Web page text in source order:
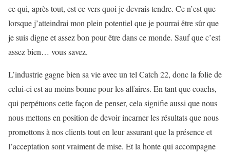
ce qui, après tout, est ce vers quoi je devrais tendre. Ce n’est que
lorsque j’atteindrai mon plein potentiel que je pourrai être sûr que
je suis digne et assez bon pour être dans ce monde. Sauf que c’est
assez bien… vous savez.
L’industrie gagne bien sa vie avec un tel Catch 22, donc la folie de
celui-ci est au moins bonne pour les affaires. En tant que coachs,
qui perpétuons cette façon de penser, cela signifie aussi que nous
nous mettons en position de devoir incarner les résultats que nous
promettons à nos clients tout en leur assurant que la présence et
l’acceptation sont vraiment de mise. Et la honte qui accompagne